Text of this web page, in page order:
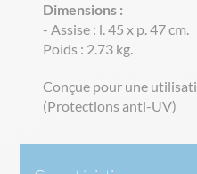
Dimensions :
- Assise : l. 45 x p. 47 cm.
Poids : 2.73 kg.
Conçue pour une
(Protections anti-UV)